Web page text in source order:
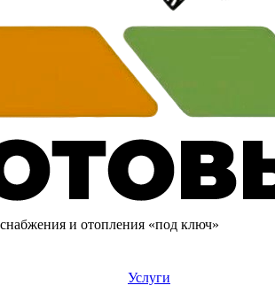
и отопления «под ключ»
Услуги